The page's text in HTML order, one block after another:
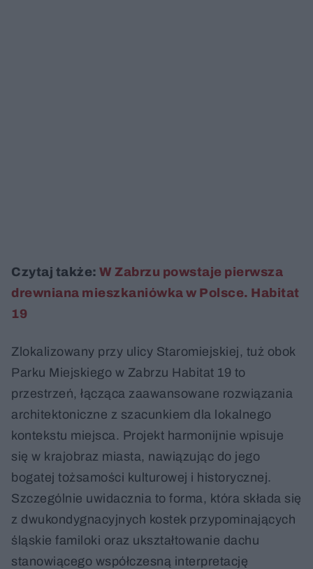
Czytaj także: W Zabrzu powstaje pierwsza
drewniana mieszkaniówka w Polsce. Habitat
19
Zlokalizowany przy ulicy Staromiejskiej, tuż obok
Parku Miejskiego w Zabrzu Habitat 19 to
przestrzeń, łącząca zaawansowane rozwiązania
architektoniczne z szacunkiem dla lokalnego
kontekstu miejsca. Projekt harmonijnie wpisuje
się w krajobraz miasta, nawiązując do jego
bogatej tożsamości kulturowej i historycznej.
Szczególnie uwidacznia to forma, która składa się
z dwukondygnacyjnych kostek przypominających
śląskie familoki oraz ukształtowanie dachu
stanowiącego współczesną interpretację